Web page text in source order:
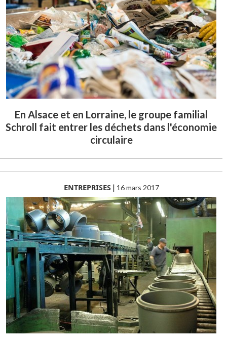
En Alsace et en Lorraine, le groupe familial
Schroll fait entrer les déchets dans l'économie
circulaire
ENTREPRISES| 16 mars 2017